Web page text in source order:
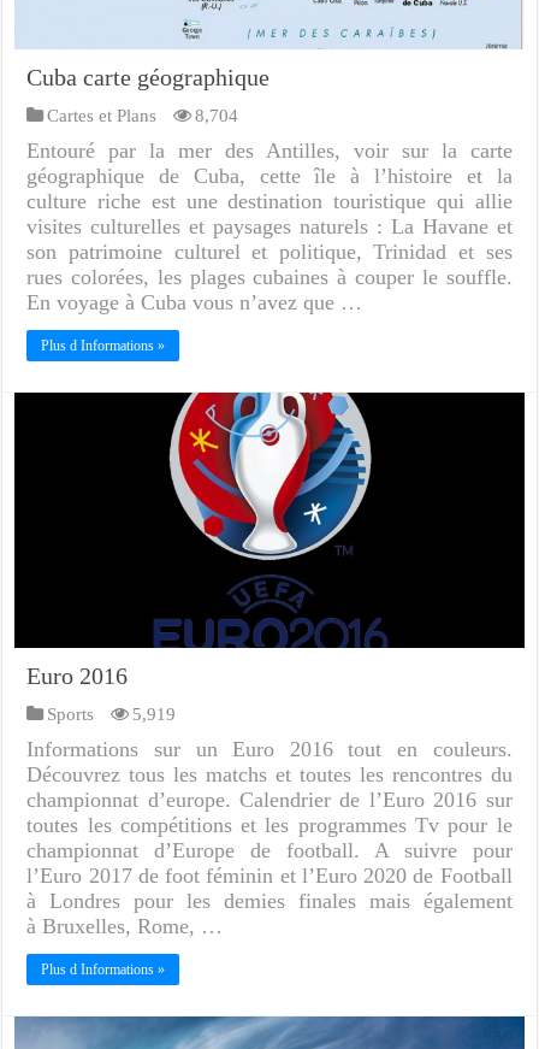
Cuba carte géographique
Cartes et Plans 8,704
Entouré par la mer des Antilles, voir sur la carte
géographique de Cuba, cette île à l’histoire et la
culture riche est une destination touristique qui allie
visites culturelles et paysages naturels : La Havane et
son patrimoine culturel et politique, Trinidad et ses
rues colorées, les plages cubaines à couper le souffle.
En voyage à Cuba vous n’avez que …
Plus d Informations »
Euro 2016
Sports 5,919
Informations sur un Euro 2016 tout en couleurs.
Découvrez tous les matchs et toutes les rencontres du
championnat d’europe. Calendrier de l’Euro 2016 sur
toutes les compétitions et les programmes Tv pour le
championnat d’Europe de football. A suivre pour
l’Euro 2017 de foot féminin et l’Euro 2020 de Football
à Londres pour les demies finales mais également
à Bruxelles, Rome, …
Plus d Informations »